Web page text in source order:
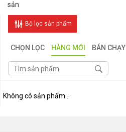
sản
Bộ lọc sản phẩm
CHỌN LỌC HÀNG MỚI BÁN CHẠY
Không có sản phẩm...